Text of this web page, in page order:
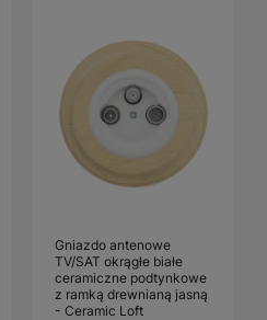
Gniazdo antenowe
TV/SAT okrągłe białe
ceramiczne podtynkowe
z ramką drewnianą jasną
- Ceramic Loft